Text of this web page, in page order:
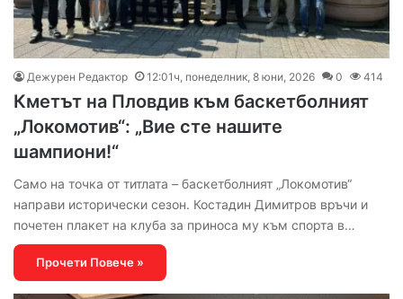
Дежурен Редактор 12:01ч, понеделник, 8 юни, 2026 0 414
Кметът на Пловдив към баскетболният
„Локомотив“: „Вие сте нашите
шампиони!“
Само на точка от титлата – баскетболният „Локомотив“
направи исторически сезон. Костадин Димитров връчи и
почетен плакет на клуба за приноса му към спорта в…
Прочети Повече »